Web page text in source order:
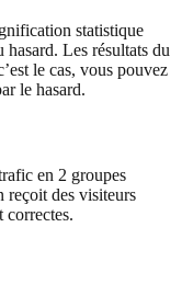
statistique
Les résultats du
le cas, vous pouvez
le hasard.
en 2 groupes
reçoit des visiteurs
correctes.